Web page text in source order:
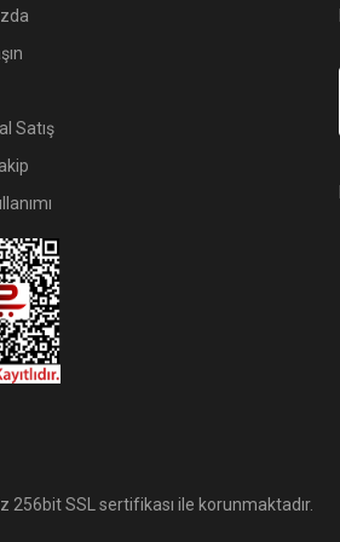
Satış
256bit SSL sertifikası ile korunmaktadır.